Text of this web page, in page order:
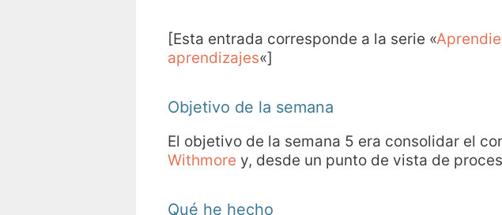
[Esta entrada corresponde a la serie «
aprendizajes«]
Objetivo de la semana
El objetivo de la semana 5 era consolidar el
Withmore y, desde un punto de vista de
Qué he hecho